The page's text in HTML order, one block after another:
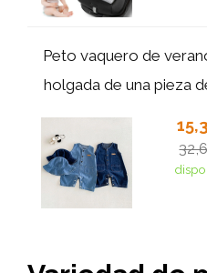
Peto vaquero de
holgada de una pieza